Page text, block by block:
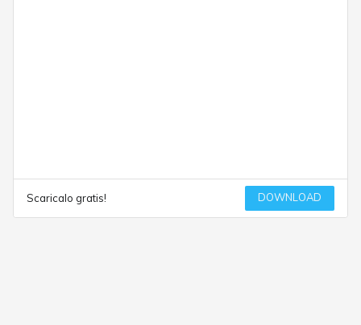
Scaricalo gratis! DOWNLOAD